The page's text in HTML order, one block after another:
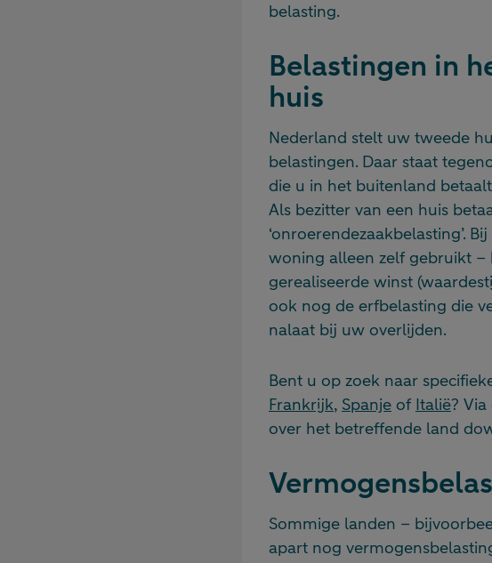
belasting.
Belastingen in
huis
Nederland stelt uw tweede
belastingen. Daar staat
die u in het buitenland
Als bezitter van een huis
‘onroerendezaakbelasting’.
woning alleen zelf gebruikt –
gerealiseerde winst
ook nog de erfbelasting die
nalaat bij uw overlijden.
Bent u op zoek naar
Frankrijk, Spanje of Italië?
over het betreffende land
Sommige landen –
apart nog